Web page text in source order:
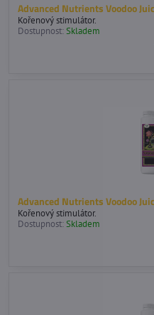
Advanced Nutrients Voodoo
Kořenový stimulátor.
Dostupnost:Skladem
Advanced Nutrients Voodoo
Kořenový stimulátor.
Dostupnost:Skladem